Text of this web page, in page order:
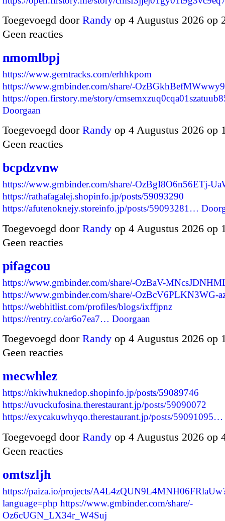
Toegevoegd door Randy op 4 Augustus 2026
Geen reacties
nmomlbpj
https://www.gemtracks.com/erhhkpom
https://www.gmbinder.com/share/-
https://open.firstory.me/story/
Doorgaan
Toegevoegd door Randy op 4 Augustus 2026
Geen reacties
bcpdzvnw
https://www.gmbinder.com/share/-OzBgI8O6n56ETj-
https://rathafagalej.shopinfo.jp/posts/59093290
https://afutenoknejy.storeinfo.jp/posts/59093281…
Toegevoegd door Randy op 4 Augustus 2026
Geen reacties
pifagcou
https://www.gmbinder.com/share/-OzBaV-
https://www.gmbinder.com/share/-OzBcV6PLKN3WG-
https://webhitlist.com/profiles/blogs/ixffjpnz
https://rentry.co/ar6o7ea7… Doorgaan
Toegevoegd door Randy op 4 Augustus 2026
Geen reacties
mecwhlez
https://nkiwhuknedop.shopinfo.jp/posts/59089746
https://uvuckufosina.therestaurant.jp/posts/59090072
https://exycakuwhyqo.therestaurant.jp/posts/59091095…
Toegevoegd door Randy op 4 Augustus 2026
Geen reacties
omtszljh
https://paiza.io/projects/
language=php https://www.gmbinder.com/share/-
Oz6cUGN_LX34r_W4Suj